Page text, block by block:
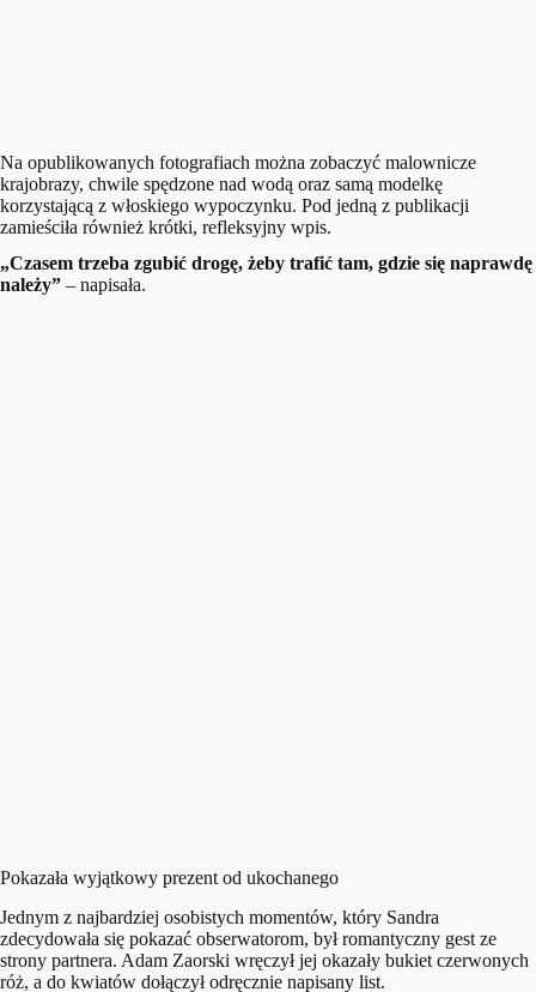
Na opublikowanych fotografiach można zobaczyć malownicze
krajobrazy, chwile spędzone nad wodą oraz samą modelkę
korzystającą z włoskiego wypoczynku. Pod jedną z publikacji
zamieściła również krótki, refleksyjny wpis.
„Czasem trzeba zgubić drogę, żeby trafić tam, gdzie się naprawdę
należy” – napisała.
Pokazała wyjątkowy prezent od ukochanego
Jednym z najbardziej osobistych momentów, który Sandra
zdecydowała się pokazać obserwatorom, był romantyczny gest ze
strony partnera. Adam Zaorski wręczył jej okazały bukiet czerwonych
róż, a do kwiatów dołączył odręcznie napisany list.